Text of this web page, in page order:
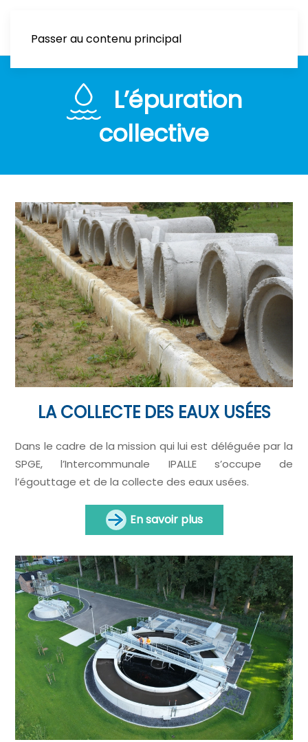
Passer au contenu principal
L’épuration
collective
LA COLLECTE DES EAUX USÉES
Dans le cadre de la mission qui lui est déléguée par la
SPGE, l’Intercommunale IPALLE s’occupe de
l’égouttage et de la collecte des eaux usées.
En savoir plus